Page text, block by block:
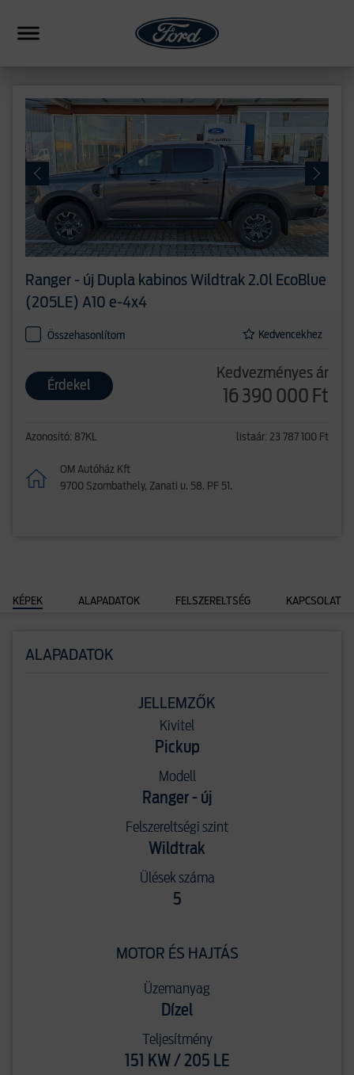
SUV
Ranger - új Dupla kabinos Wildtrak 2.0l EcoBlue
(205LE) A10 e-4x4
Összehasonlítom Kedvencekhez
Érdekel
Kedvezményes ár
16 390 000 Ft
Azonosító: 87KL listaár: 23 787 100 Ft
OM Autóház Kft
9700 Szombathely, Zanati u. 58. PF 51.
KÉPEK ALAPADATOK FELSZERELTSÉG KAPCSOLAT
ALAPADATOK
JELLEMZŐK
Kivitel
Pickup
Modell
Ranger - új
Felszereltségi szint
Wildtrak
Ülések száma
5
MOTOR ÉS HAJTÁS
Üzemanyag
Dízel
Teljesítmény
151 KW / 205 LE